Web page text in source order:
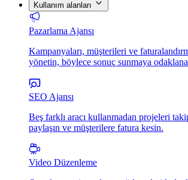
Kullanım alanları
Pazarlama Ajansı
Kampanyaları, müşterileri ve
yönetin, böylece sonuç sunmaya
SEO Ajansı
Beş farklı aracı kullanmadan projeleri
paylaşın ve müşterilere fatura kesin.
Video Düzenleme